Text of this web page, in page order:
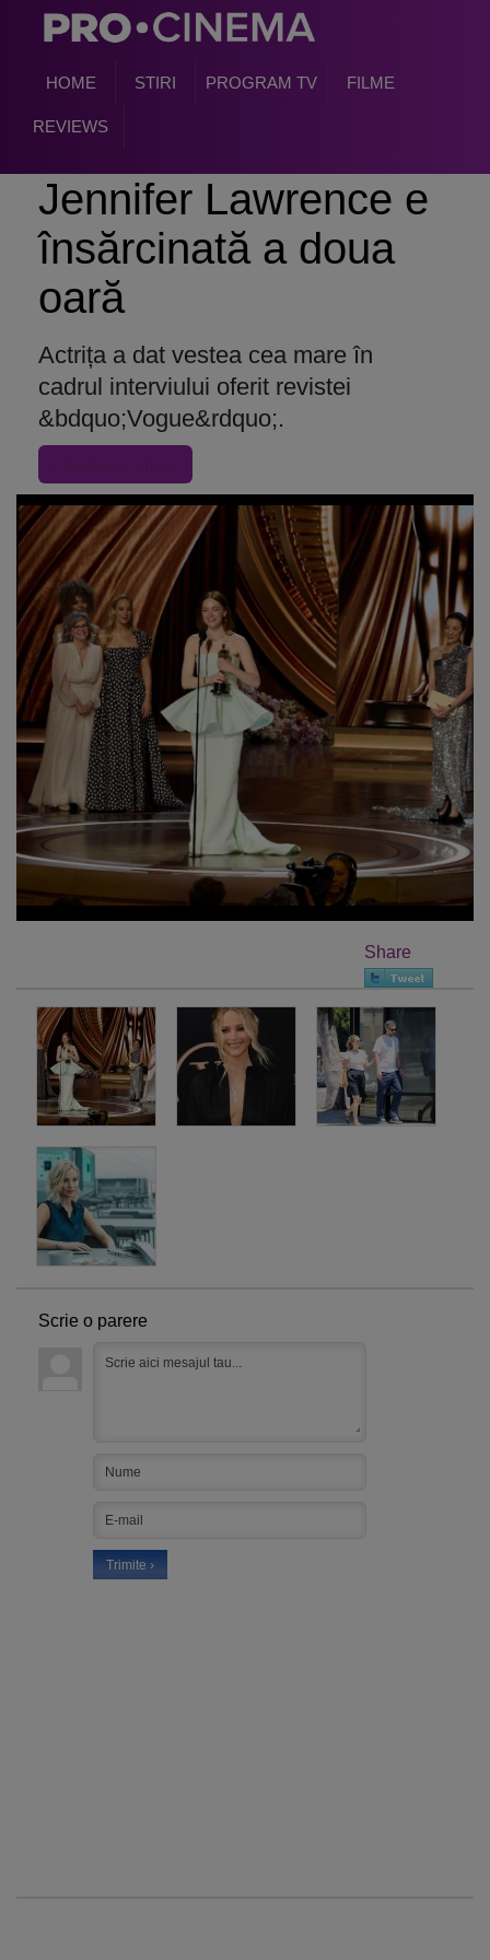
HOME STIRI PROGRAM TV FILME
REVIEWS
Jennifer Lawrence e
însărcinată a doua
oară
Actrița a dat vestea cea mare în
cadrul interviului oferit revistei
&bdquo;Vogue&rdquo;.
Share
Scrie o parere